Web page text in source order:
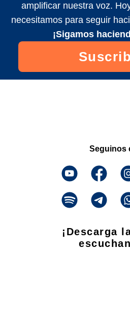
amplificar nuestra voz.
necesitamos para seguir
¡Sigamos
Seguinos
¡Descarga